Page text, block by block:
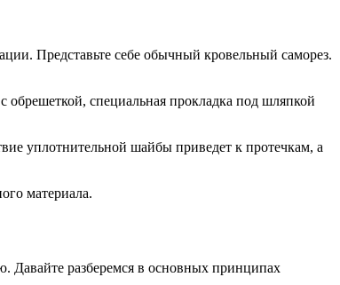
Представьте себе обычный кровельный саморез.
обрешеткой, специальная прокладка под шляпкой
уплотнительной шайбы приведет к протечкам, а
материала.
Давайте разберемся в основных принципах